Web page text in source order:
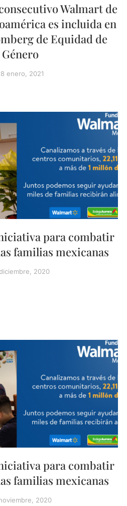
Walmart de
es incluida en
de Equidad de
Género
enero, 2021
para combatir
familias mexicanas
2020
para combatir
familias mexicanas
2020